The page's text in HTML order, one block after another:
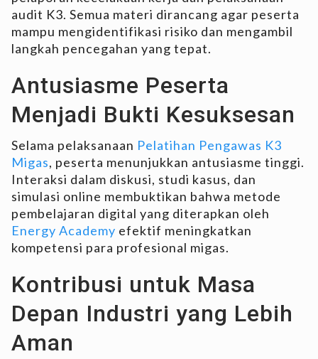
audit K3. Semua materi dirancang agar peserta
mampu mengidentifikasi risiko dan mengambil
langkah pencegahan yang tepat.
Antusiasme Peserta
Menjadi Bukti Kesuksesan
Selama pelaksanaan Pelatihan Pengawas K3
Migas, peserta menunjukkan antusiasme tinggi.
Interaksi dalam diskusi, studi kasus, dan
simulasi online membuktikan bahwa metode
pembelajaran digital yang diterapkan oleh
Energy Academy efektif meningkatkan
kompetensi para profesional migas.
Kontribusi untuk Masa
Depan Industri yang Lebih
Aman